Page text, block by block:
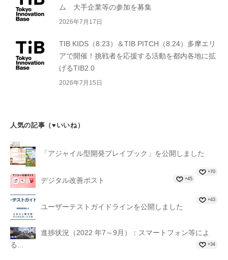
ム 大手企業等の参加を募集
2026年7月17日
TIB KIDS（8.23）＆TIB PITCH（8.24）多摩エリ
アで開催！挑戦者を応援する活動を都内各地に拡
げるTIB2.0
2026年7月15日
人気の記事（♥いいね）
「アジャイル型開発プレイブック」を公開しました
+70
デジタル改善ポスト +45
ユーザーテストガイドラインを公開しました
+43
進捗状況（2022 年7～9月）：スマートフォン等によ
る...
+34